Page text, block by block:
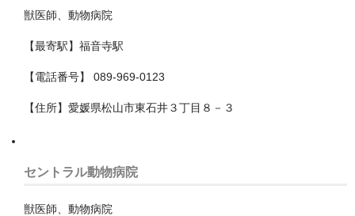
大分県
大阪府
三島郡島本町
八尾市
南河内郡河南町
獣医師、動物病院
【最寄駅】福音寺駅
【電話番号】 089-969-0123
【住所】愛媛県松山市東石井３丁目８－３
セントラル動物病院
獣医師、動物病院